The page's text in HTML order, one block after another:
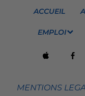
ACCUEIL
EMPLOI
MENTIONS